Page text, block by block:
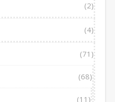
(2)
(4)
(71)
(68)
(11)